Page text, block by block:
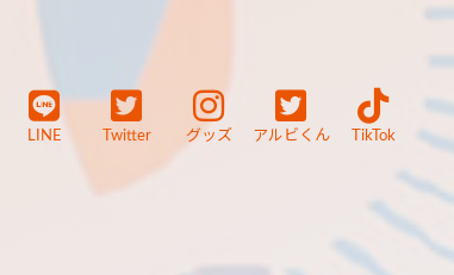
LINE Twitter グッズ アルビくん TikTok